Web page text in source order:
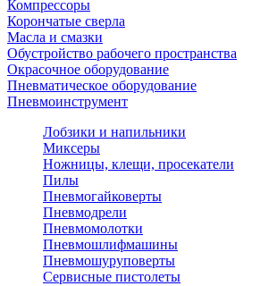
Компрессоры
Корончатые сверла
Масла и смазки
Обустройство рабочего пространства
Окрасочное оборудование
Пневматическое оборудование
Пневмоинструмент
Лобзики и напильники
Миксеры
Ножницы, клещи, просекатели
Пилы
Пневмогайковерты
Пневмодрели
Пневмомолотки
Пневмошлифмашины
Пневмошуруповерты
Сервисные пистолеты